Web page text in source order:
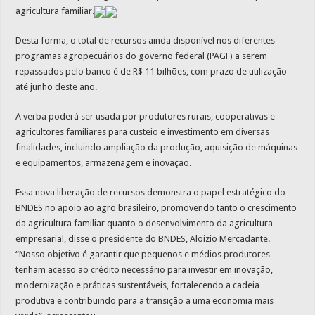
agricultura familiar.
Desta forma, o total de recursos ainda disponível nos diferentes
programas agropecuários do governo federal (PAGF) a serem
repassados pelo banco é de R$ 11 bilhões, com prazo de utilização
até junho deste ano.
A verba poderá ser usada por produtores rurais, cooperativas e
agricultores familiares para custeio e investimento em diversas
finalidades, incluindo ampliação da produção, aquisição de máquinas
e equipamentos, armazenagem e inovação.
Essa nova liberação de recursos demonstra o papel estratégico do
BNDES no apoio ao agro brasileiro, promovendo tanto o crescimento
da agricultura familiar quanto o desenvolvimento da agricultura
empresarial, disse o presidente do BNDES, Aloizio Mercadante.
“Nosso objetivo é garantir que pequenos e médios produtores
tenham acesso ao crédito necessário para investir em inovação,
modernização e práticas sustentáveis, fortalecendo a cadeia
produtiva e contribuindo para a transição a uma economia mais